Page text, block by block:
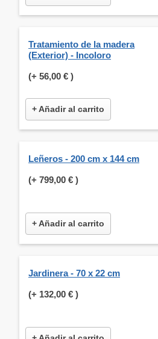
Tratamiento de la madera
(Exterior) - Incoloro
(+ 56,00 € )
+ Añadir al carrito
Leñeros - 200 cm x 144 cm
(+ 799,00 € )
+ Añadir al carrito
Jardinera - 70 x 22 cm
(+ 132,00 € )